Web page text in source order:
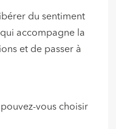
du sentiment
accompagne la
et de passer à
vous choisir